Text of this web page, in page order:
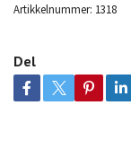
Artikkelnummer: 1318
Del